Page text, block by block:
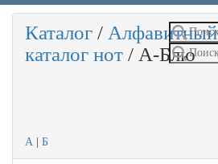
Каталог / Алфавитный
каталог нот / А-Блю
А Б